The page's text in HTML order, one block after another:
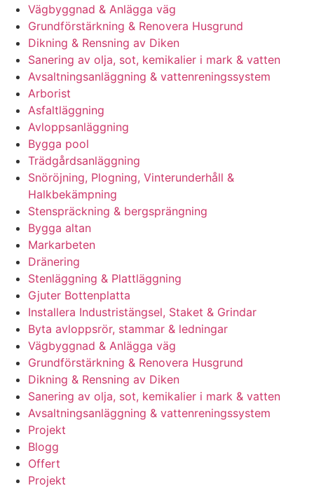
Vägbyggnad & Anlägga väg
Grundförstärkning & Renovera Husgrund
Dikning & Rensning av Diken
Sanering av olja, sot, kemikalier i mark & vatten
Avsaltningsanläggning & vattenreningssystem
Arborist
Asfaltläggning
Avloppsanläggning
Bygga pool
Trädgårdsanläggning
Snöröjning, Plogning, Vinterunderhåll &
Halkbekämpning
Stenspräckning & bergsprängning
Bygga altan
Markarbeten
Dränering
Stenläggning & Plattläggning
Gjuter Bottenplatta
Installera Industristängsel, Staket & Grindar
Byta avloppsrör, stammar & ledningar
Vägbyggnad & Anlägga väg
Grundförstärkning & Renovera Husgrund
Dikning & Rensning av Diken
Sanering av olja, sot, kemikalier i mark & vatten
Avsaltningsanläggning & vattenreningssystem
Projekt
Blogg
Offert
Projekt